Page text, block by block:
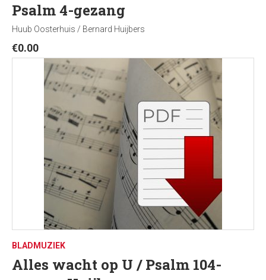
Psalm 4-gezang
Huub Oosterhuis / Bernard Huijbers
€0.00
BLADMUZIEK
Alles wacht op U / Psalm 104-